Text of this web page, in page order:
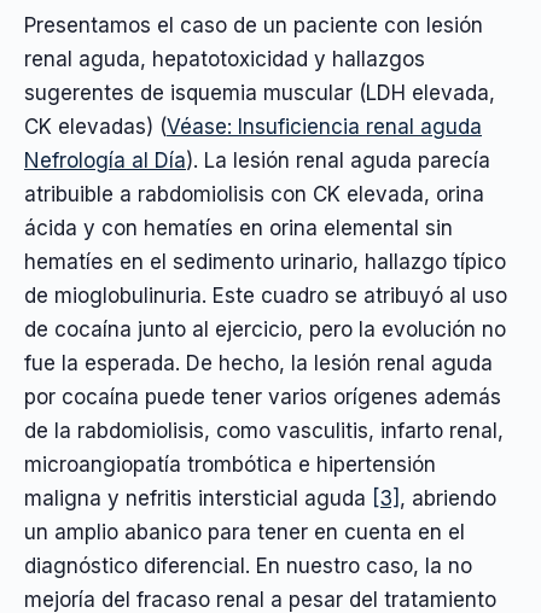
Presentamos el caso de un paciente con lesión
renal aguda, hepatotoxicidad y hallazgos
sugerentes de isquemia muscular (LDH elevada,
CK elevadas) (Véase: Insuficiencia renal aguda
Nefrología al Día). La lesión renal aguda parecía
atribuible a rabdomiolisis con CK elevada, orina
ácida y con hematíes en orina elemental sin
hematíes en el sedimento urinario, hallazgo típico
de mioglobulinuria. Este cuadro se atribuyó al uso
de cocaína junto al ejercicio, pero la evolución no
fue la esperada. De hecho, la lesión renal aguda
por cocaína puede tener varios orígenes además
de la rabdomiolisis, como vasculitis, infarto renal,
microangiopatía trombótica e hipertensión
maligna y nefritis intersticial aguda [3] , abriendo
un amplio abanico para tener en cuenta en el
diagnóstico diferencial. En nuestro caso, la no
mejoría del fracaso renal a pesar del tratamiento